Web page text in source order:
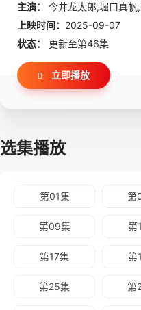
主演：
今井龙太郎,堀口真
上映时间： 2025-09-07
状态：
更新至第46集
立即播放
选集播放
第01集 第
第09集 第
第17集 第
第25集 第